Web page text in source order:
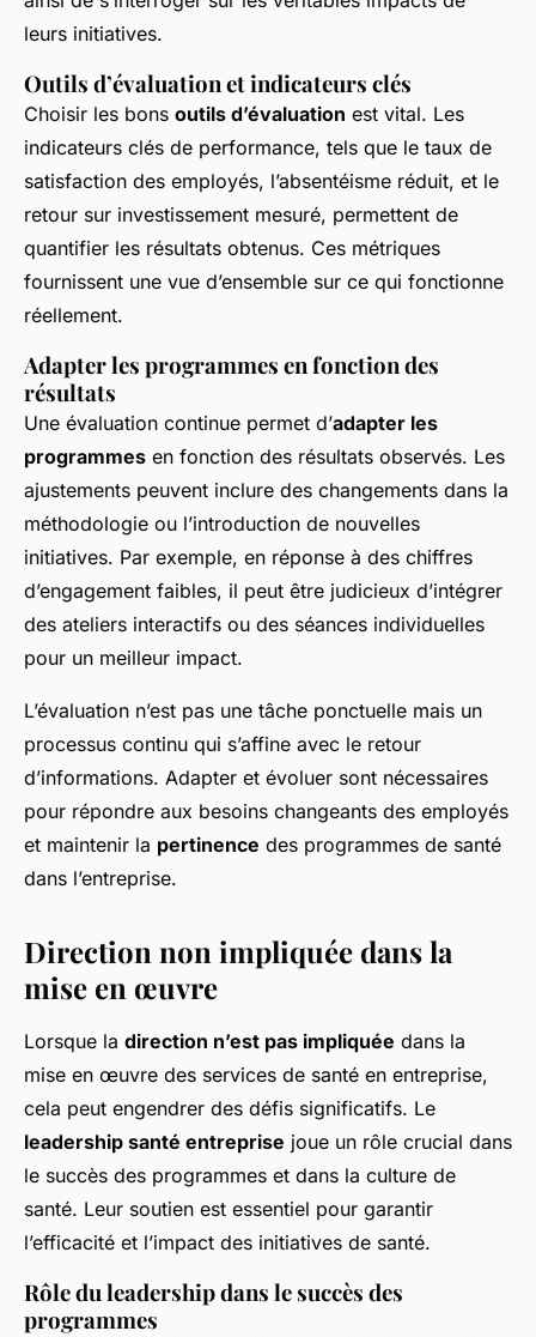
leurs initiatives.
Outils d’évaluation et indicateurs clés
Choisir les bons outils d’évaluation est vital. Les
indicateurs clés de performance, tels que le taux de
satisfaction des employés, l’absentéisme réduit, et le
retour sur investissement mesuré, permettent de
quantifier les résultats obtenus. Ces métriques
fournissent une vue d’ensemble sur ce qui fonctionne
réellement.
Adapter les programmes en fonction des
résultats
Une évaluation continue permet d’adapter les
programmes en fonction des résultats observés. Les
ajustements peuvent inclure des changements dans la
méthodologie ou l’introduction de nouvelles
initiatives. Par exemple, en réponse à des chiffres
d’engagement faibles, il peut être judicieux d’intégrer
des ateliers interactifs ou des séances individuelles
pour un meilleur impact.
L’évaluation n’est pas une tâche ponctuelle mais un
processus continu qui s’affine avec le retour
d’informations. Adapter et évoluer sont nécessaires
pour répondre aux besoins changeants des employés
et maintenir la pertinence des programmes de santé
dans l’entreprise.
Direction non impliquée dans la
mise en œuvre
Lorsque la direction n’est pas impliquée dans la
mise en œuvre des services de santé en entreprise,
cela peut engendrer des défis significatifs. Le
leadership santé entreprise joue un rôle crucial dans
le succès des programmes et dans la culture de
santé. Leur soutien est essentiel pour garantir
l’efficacité et l’impact des initiatives de santé.
Rôle du leadership dans le succès des
programmes